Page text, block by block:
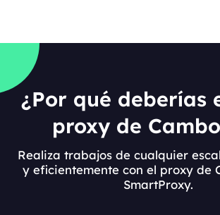
¿Por qué deberías
proxy de
Realiza trabajos de cualquier
y eficientemente con el proxy de
SmartProxy.